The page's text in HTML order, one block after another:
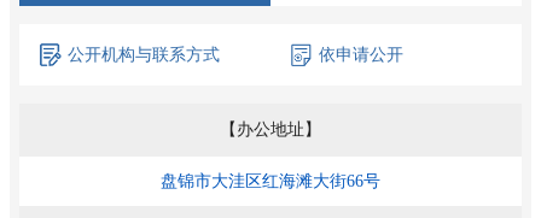
公开机构与联系方式 依申请公开
【办公地址】
盘锦市大洼区红海滩大街66号